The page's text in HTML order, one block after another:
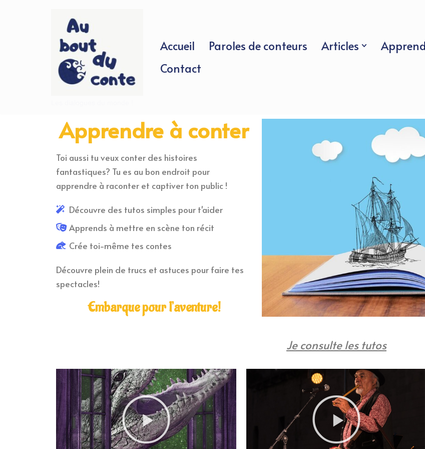
Accueil Paroles de conteurs Articles
Contact
Apprendre à conter
Toi aussi tu veux conter des histoires
fantastiques? Tu es au bon endroit pour
apprendre à raconter et captiver ton public !
Découvre des tutos simples pour t'aider
Apprends à mettre en scène ton récit
Crée toi-même tes contes
Découvre plein de trucs et astuces pour faire tes
spectacles!
Embarque pour l’aventure!
Je consulte les tutos